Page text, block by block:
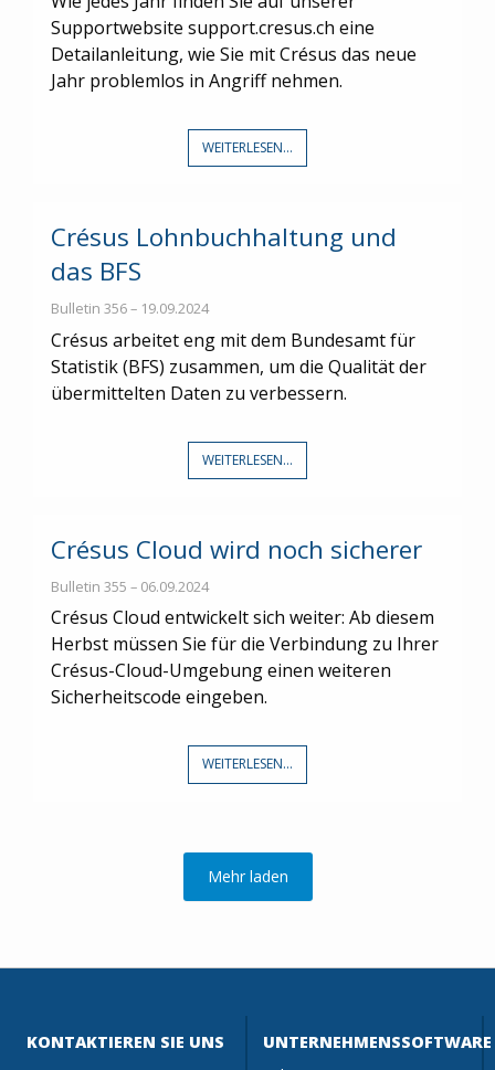
Supportwebsite support.cresus.ch eine
Detailanleitung, wie Sie mit Crésus das neue
Jahr problemlos in Angriff nehmen.
WEITERLESEN...
Crésus Lohnbuchhaltung und
das BFS
Bulletin 356 – 19.09.2024
Crésus arbeitet eng mit dem Bundesamt für
Statistik (BFS) zusammen, um die Qualität der
übermittelten Daten zu verbessern.
WEITERLESEN...
Crésus Cloud wird noch sicherer
Bulletin 355 – 06.09.2024
Crésus Cloud entwickelt sich weiter: Ab diesem
Herbst müssen Sie für die Verbindung zu Ihrer
Crésus-Cloud-Umgebung einen weiteren
Sicherheitscode eingeben.
WEITERLESEN...
Mehr laden
KONTAKTIEREN SIE UNS
UNTERNEHMENSSOFTWARE